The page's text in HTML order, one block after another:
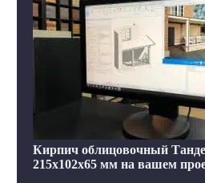
Кирпич облицовочный
215x102x65 мм на вашем